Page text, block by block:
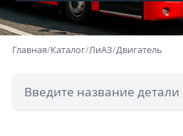
Главная/Каталог/ЛиАЗ/Двигатель